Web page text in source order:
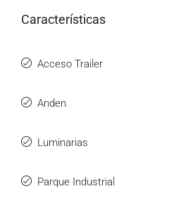
Características
Acceso Trailer
Anden
Luminarias
Parque Industrial